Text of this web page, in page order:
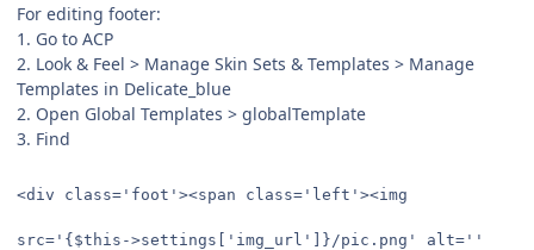
For editing footer:
1. Go to ACP
2. Look & Feel > Manage Skin Sets & Templates > Manage
Templates in Delicate_blue
2. Open Global Templates > globalTemplate
3. Find
<div class='foot'><span class='left'><img
src='{$this->settings['img_url']}/pic.png' alt=''